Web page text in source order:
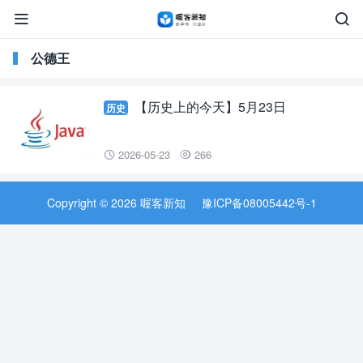


公德王
历史 【历史上的今天】5月23日
 2026-05-23  266
Copyright © 2026 喔客新知 豫ICP备08005442号-1